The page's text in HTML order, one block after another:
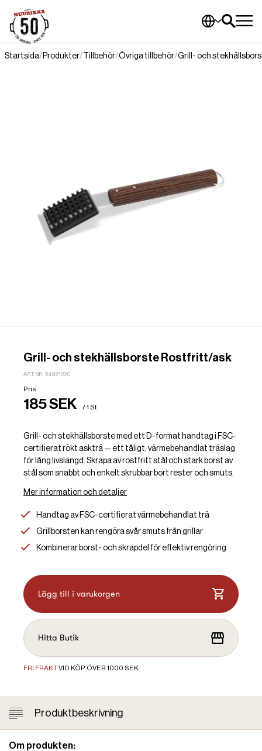
Startsida Produkter Tillbehör Övriga tillbehör Grill- och
Grill- och stekhällsborste Rostfritt/ask
ART.NR: 54921220
Pris
185 SEK / 1 St
Grill- och stekhällsborste med ett D-format handtag i FSC-
certifierat rökt askträ — ett tåligt, värmebehandlat träslag
för lång livslängd. Skrapa av rostfritt stål och stark borst av
stål som snabbt och enkelt skrubbar bort rester och smuts.
Mer information och detaljer
Handtag av FSC-certifierat värmebehandlat trä
Grillborsten kan rengöra svår smuts från grillar
Kombinerar borst- och skrapdel för effektiv rengöring
Lägg till i varukorgen
Hitta Butik
FRI FRAKTVID KÖP ÖVER 1000 SEK
Produktbeskrivning
Om produkten: